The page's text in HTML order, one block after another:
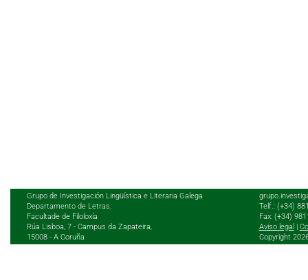
Grupo de Investigación Lingüística e Literaria Galega
Departamento de Letras.
Facultade de Filoloxía
Rúa Lisboa, 7 - Campus da Zapateira,
15008 - A Coruña
Telf.: (+34)
Fax: (+34)
Aviso legal
Copyright